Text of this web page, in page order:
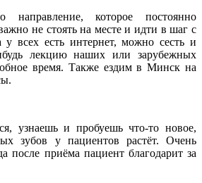
направление, которое постоянно
не стоять на месте и идти в шаг с
у всех есть интернет, можно сесть и
лекцию наших или зарубежных
время. Также ездим в Минск на
узнаешь и пробуешь что-то новое,
зубов у пациентов растёт. Очень
после приёма пациент благодарит за